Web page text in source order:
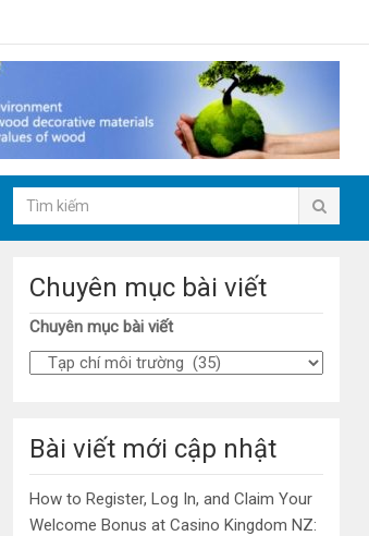
Chuyên mục bài viết
Chuyên mục bài viết
Bài viết mới cập nhật
How to Register, Log In, and Claim Your
Welcome Bonus at Casino Kingdom NZ: